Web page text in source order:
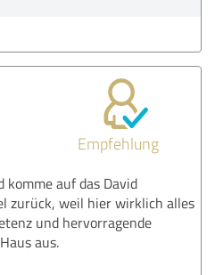
Empfehlung
komme auf das David
zurück, weil hier wirklich alles
und hervorragende
aus.